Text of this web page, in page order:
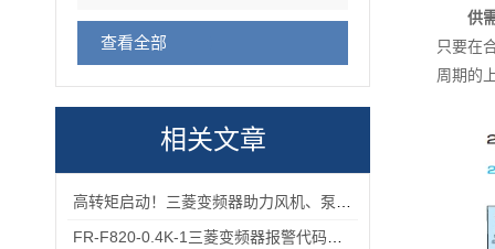
查看全部
相关文章
供
只要在
周期的